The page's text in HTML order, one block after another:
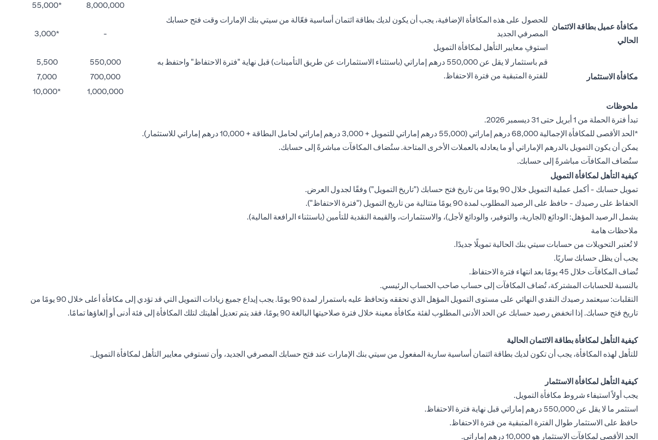
8,000,000
*55,000
مكافأة عميل بطاقة الائتمان
الحالي
للحصول على هذه المكافأة الإضافية، يجب أن يكون لديك بطاقة ائتمان أساسية فعّالة من سيتي بنك الإمارات وقت فتح حسابك
المصرفي الجديد
استوفِ معايير التأهل لمكافأة التمويل
-
*3,000
مكافأة الاستثمار
قم باستثمار لا يقل عن 550,000 درهم إماراتي (باستثناء الاستثمارات عن طريق التأمينات) قبل نهاية "فترة الاحتفاظ" واحتفظ به
للفترة المتبقية من فترة الاحتفاظ.
550,000
5,500
700,000
7,000
1,000,000
*10,000
ملحوظات
تبدأ فترة الحملة من 1 أبريل حتى 31 ديسمبر 2026.
*الحد الأقصى للمكافأة الإجمالية 68,000 درهم إماراتي (55,000 درهم إماراتي للتمويل + 3,000 درهم إماراتي لحامل البطاقة + 10,000 درهم إماراتي للاستثمار).
يمكن أن يكون التمويل بالدرهم الإماراتي أو ما يعادله بالعملات الأخرى المتاحة. ستُضاف المكافآت مباشرةً إلى حسابك.
ستُضاف المكافآت مباشرةً إلى حسابك.
كيفية التأهل لمكافأة التمويل
تمويل حسابك - أكمل عملية التمويل خلال 90 يومًا من تاريخ فتح حسابك ("تاريخ التمويل") وفقًا لجدول العرض.
الحفاظ على رصيدك - حافظ على الرصيد المطلوب لمدة 90 يومًا متتالية من تاريخ التمويل ("فترة الاحتفاظ").
يشمل الرصيد المؤهل: الودائع (الجارية، والتوفير، والودائع لأجل)، والاستثمارات، والقيمة النقدية للتأمين (باستثناء الرافعة المالية).
ملاحظات هامة
لا تُعتبر التحويلات من حسابات سيتي بنك الحالية تمويلًا جديدًا.
يجب أن يظل حسابك ساريًا.
تُضاف المكافآت خلال 45 يومًا بعد انتهاء فترة الاحتفاظ.
بالنسبة للحسابات المشتركة، تُضاف المكافآت إلى حساب صاحب الحساب الرئيسي.
التقلبات: سيعتمد رصيدك النقدي النهائي على مستوى التمويل المؤهل الذي تحققه وتحافظ عليه باستمرار لمدة 90 يومًا. يجب إيداع جميع زيادات التمويل التي قد تؤدي إلى مكافأة أعلى خلال 90 يومًا من
تاريخ فتح حسابك. إذا انخفض رصيد حسابك عن الحد الأدنى المطلوب لفئة مكافأة معينة خلال فترة صلاحيتها البالغة 90 يومًا، فقد يتم تعديل أهليتك لتلك المكافأة إلى فئة أدنى أو إلغاؤها تمامًا.
كيفية التأهل لمكافأة بطاقة الائتمان الحالية
للتأهل لهذه المكافأة، يجب أن تكون لديك بطاقة ائتمان أساسية سارية المفعول من سيتي بنك الإمارات عند فتح حسابك المصرفي الجديد، وأن تستوفي معايير التأهل لمكافأة التمويل.
كيفية التأهل لمكافأة الاستثمار
يجب أولاً استيفاء شروط مكافأة التمويل.
استثمر ما لا يقل عن 550,000 درهم إماراتي قبل نهاية فترة الاحتفاظ.
حافظ على الاستثمار طوال الفترة المتبقية من فترة الاحتفاظ.
الحد الأقصى لمكافآت الاستثمار هو 10,000 درهم إماراتي.